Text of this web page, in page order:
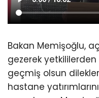
Bakan Memişoğlu,
gezerek
geçmiş olsun
hastane